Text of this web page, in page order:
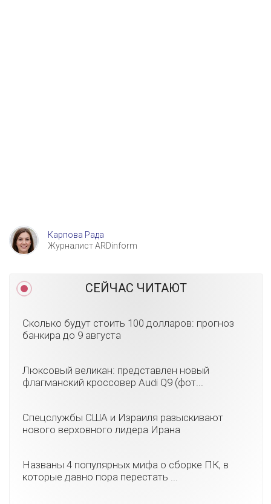
Карпова Рада
Журналист ARDinform
СЕЙЧАС ЧИТАЮТ
Сколько будут стоить 100 долларов: прогноз
банкира до 9 августа
Люксовый великан: представлен новый
флагманский кроссовер Audi Q9 (фот...
Спецслужбы США и Израиля разыскивают
нового верховного лидера Ирана
Названы 4 популярных мифа о сборке ПК, в
которые давно пора перестать ...